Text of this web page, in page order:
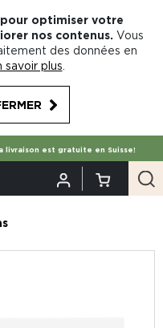
pour optimiser votre
nos contenus. Vous
des données en
savoir plus
livraison est gratuite en Suisse!